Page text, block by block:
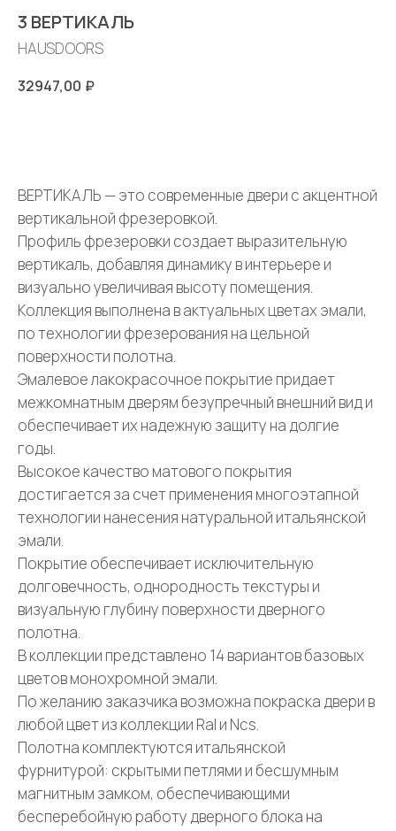
3 ВЕРТИКАЛЬ
HAUSDOORS
32947,00 ₽
ВЕРТИКАЛЬ — это современные двери с акцентной
вертикальной фрезеровкой.
Профиль фрезеровки создает выразительную
вертикаль, добавляя динамику в интерьере и
визуально увеличивая высоту помещения.
Коллекция выполнена в актуальных цветах эмали,
по технологии фрезерования на цельной
поверхности полотна.
Эмалевое лакокрасочное покрытие придает
межкомнатным дверям безупречный внешний вид и
обеспечивает их надежную защиту на долгие
годы.
Высокое качество матового покрытия
достигается за счет применения многоэтапной
технологии нанесения натуральной итальянской
эмали.
Покрытие обеспечивает исключительную
долговечность, однородность текстуры и
визуальную глубину поверхности дверного
полотна.
В коллекции представлено 14 вариантов базовых
цветов монохромной эмали.
По желанию заказчика возможна покраска двери в
любой цвет из коллекции Ral и Ncs.
Полотна комплектуются итальянской
фурнитурой: скрытыми петлями и бесшумным
магнитным замком, обеспечивающими
бесперебойную работу дверного блока на